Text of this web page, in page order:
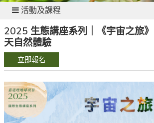
活動及課程
2025 生態講座系列｜《宇宙之旅
天自然體驗
立即報名